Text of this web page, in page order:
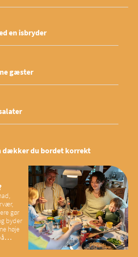
en isbryder
gæster
dækker du bordet korrekt
gør
byder
høje